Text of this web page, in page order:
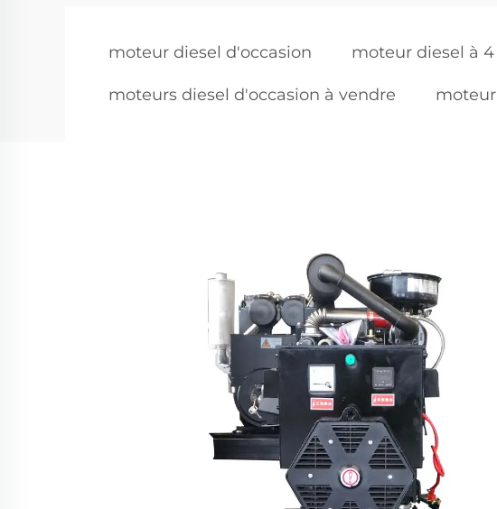
moteur diesel d'occasion moteur diesel à
moteurs diesel d'occasion à vendre